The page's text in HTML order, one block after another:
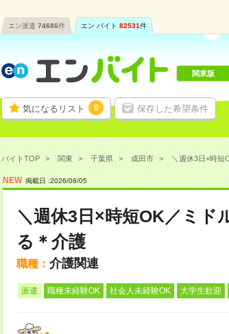
エン派遣 74686件 エン バイト 82531件
気になるリスト 0 保存した希望条件
関東版
バイトTOP 関東 千葉県 成田市 ＼週休3日×時短
NEW 掲載日 :2026/08/05
＼週休3日×時短OK／ミド
る＊介護
職種： 介護関連
派遣 職種未経験OK 社会人未経験OK 大学生歓迎